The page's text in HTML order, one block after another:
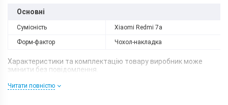
Основні
Сумісність Xiaomi Redmi 7a
Форм-фактор Чохол-накладка
Характеристики та комплектацію товару виробник може
змінити без повідомлення.
Читати повністю